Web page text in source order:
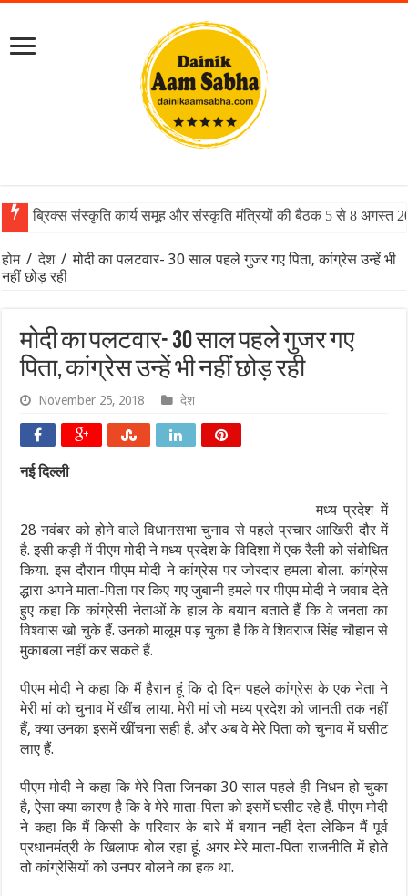
ब्रिक्स संस्कृति कार्य समूह और संस्कृति मंत्रियों की बैठक 5 से 8 अगस्त
होम / देश / मोदी का पलटवार- 30 साल पहले गुजर गए पिता, कांग्रेस उन्हें भी
नहीं छोड़ रही
मोदी का पलटवार- 30 साल पहले गुजर गए
पिता, कांग्रेस उन्हें भी नहीं छोड़ रही
November 25, 2018 देश
नई दिल्ली
मध्य प्रदेश में
28 नवंबर को होने वाले विधानसभा चुनाव से पहले प्रचार आखिरी दौर में
है. इसी कड़ी में पीएम मोदी ने मध्य प्रदेश के विदिशा में एक रैली को संबोधित
किया. इस दौरान पीएम मोदी ने कांग्रेस पर जोरदार हमला बोला. कांग्रेस
द्धारा अपने माता-पिता पर किए गए जुबानी हमले पर पीएम मोदी ने जवाब देते
हुए कहा कि कांग्रेसी नेताओं के हाल के बयान बताते हैं कि वे जनता का
विश्वास खो चुके हैं. उनको मालूम पड़ चुका है कि वे शिवराज सिंह चौहान से
मुकाबला नहीं कर सकते हैं.
पीएम मोदी ने कहा कि मैं हैरान हूं कि दो दिन पहले कांग्रेस के एक नेता ने
मेरी मां को चुनाव में खींच लाया. मेरी मां जो मध्य प्रदेश को जानती तक नहीं
हैं, क्या उनका इसमें खींचना सही है. और अब वे मेरे पिता को चुनाव में घसीट
लाए हैं.
पीएम मोदी ने कहा कि मेरे पिता जिनका 30 साल पहले ही निधन हो चुका
है, ऐसा क्या कारण है कि वे मेरे माता-पिता को इसमें घसीट रहे हैं. पीएम मोदी
ने कहा कि मैं किसी के परिवार के बारे में बयान नहीं देता लेकिन मैं पूर्व
प्रधानमंत्री के खिलाफ बोल रहा हूं. अगर मेरे माता-पिता राजनीति में होते
तो कांग्रेसियों को उनपर बोलने का हक था.